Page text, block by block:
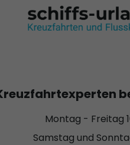
Montag - Freitag
Samstag und